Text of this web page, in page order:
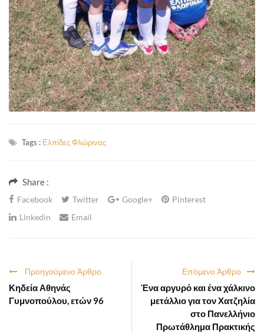
Tags : Ελπίδες Φλώρινας
Share :
Facebook Twitter Google+
Pinterest
Linkedin
Email
Επόμενο Άρθρο
Ένα αργυρό και ένα χάλκινο
μετάλλιο για τον Χατζηλία
στο Πανελλήνιο
Πρωτάθλημα Πρακτικής
Προηγούμενο Άρθρο
Κηδεία Αθηνάς
Γυμνοπούλου, ετών 96